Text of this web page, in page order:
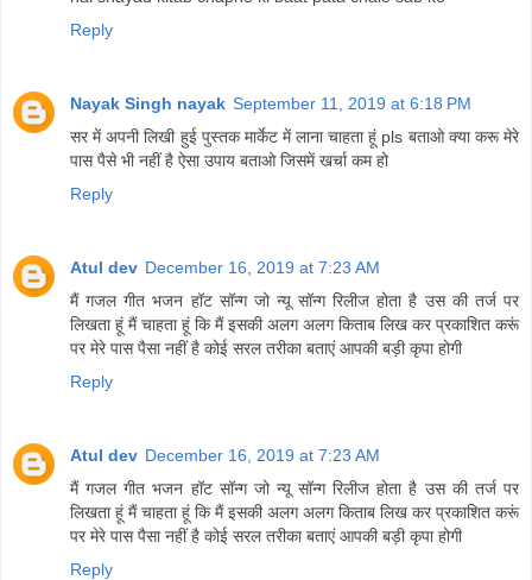
Reply
Nayak Singh nayak September 11, 2019 at 6:18 PM
सर में अपनी लिखी हुई पुस्तक मार्केट में लाना चाहता हूं pls बताओ क्या करू मेरे
पास पैसे भी नहीं है ऐसा उपाय बताओ जिसमें खर्चा कम हो
Reply
Atul dev December 16, 2019 at 7:23 AM
मैं गजल गीत भजन हॉट सॉन्ग जो न्यू सॉन्ग रिलीज होता है उस की तर्ज पर
लिखता हूं मैं चाहता हूं कि मैं इसकी अलग अलग किताब लिख कर प्रकाशित करूं
पर मेरे पास पैसा नहीं है कोई सरल तरीका बताएं आपकी बड़ी कृपा होगी
Reply
Atul dev December 16, 2019 at 7:23 AM
मैं गजल गीत भजन हॉट सॉन्ग जो न्यू सॉन्ग रिलीज होता है उस की तर्ज पर
लिखता हूं मैं चाहता हूं कि मैं इसकी अलग अलग किताब लिख कर प्रकाशित करूं
पर मेरे पास पैसा नहीं है कोई सरल तरीका बताएं आपकी बड़ी कृपा होगी
Reply